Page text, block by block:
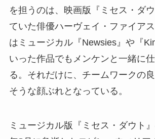
を担うのは、映画版『ミセス・ダ
ていた俳優ハーヴェイ・ファイア
はミュージカル『Newsies』や『
いった作品でもメンケンと一緒に
る。それだけに、チームワークの
そうな顔ぶれとなっている。
ミュージカル版『ミセス・ダウト